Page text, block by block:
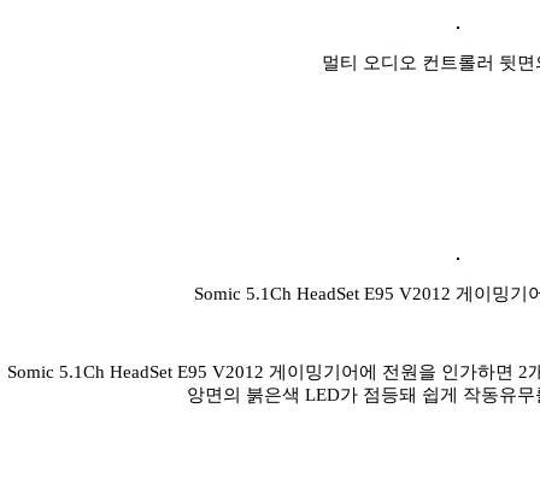
멀티 오디오 컨트롤러 뒷면
Somic 5.1Ch HeadSet E95 V2012 게이밍
Somic 5.1Ch HeadSet E95 V2012 게이밍기어에 전원을 인가하면
앙면의 붉은색 LED가 점등돼 쉽게 작동유